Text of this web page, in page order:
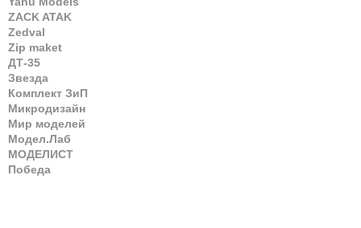
ZACK ATAK
Zedval
Zip maket
ДТ-35
Звезда
Комплект ЗиП
Микродизайн
Мир моделей
Модел.Лаб
МОДЕЛИСТ
Победа